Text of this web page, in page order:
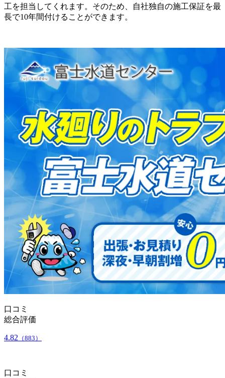
工を担当してくれます。そのため、自社独自の施工保証を最
長で10年間付けることができます。
口コミ
総合評価
4.82 （883）
口コミ